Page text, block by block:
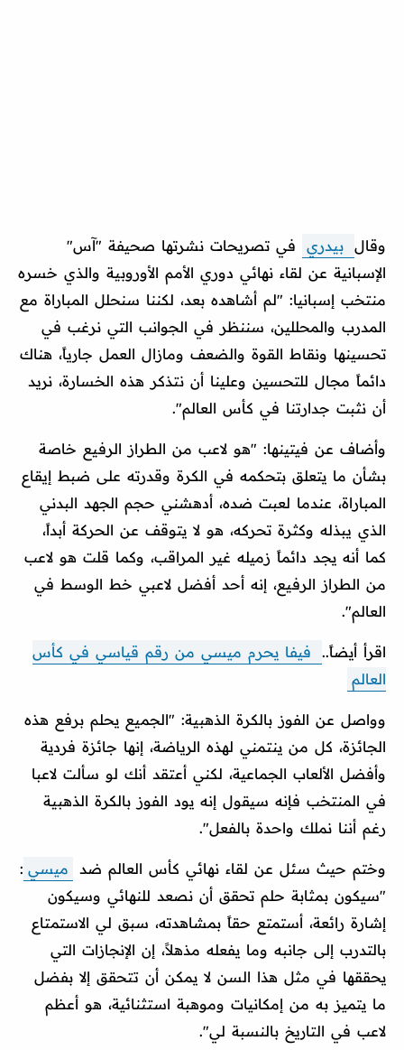
وقال بيدري
في تصريحات نشرتها صحيفة "آس"
الإسبانية عن لقاء نهائي دوري الأمم الأوروبية والذي خسره
منتخب إسبانيا: "لم أشاهده بعد، لكننا سنحلل المباراة مع
المدرب والمحللين، سننظر في الجوانب التي نرغب في
تحسينها ونقاط القوة والضعف ومازال العمل جارياً، هناك
دائماً مجال للتحسين وعلينا أن نتذكر هذه الخسارة، نريد
أن نثبت جدارتنا في كأس العالم".
وأضاف عن فيتينها: "هو لاعب من الطراز الرفيع خاصة
بشأن ما يتعلق بتحكمه في الكرة وقدرته على ضبط إيقاع
المباراة، عندما لعبت ضده، أدهشني حجم الجهد البدني
الذي يبذله وكثرة تحركه، هو لا يتوقف عن الحركة أبداً،
كما أنه يجد دائماً زميله غير المراقب، وكما قلت هو لاعب
من الطراز الرفيع، إنه أحد أفضل لاعبي خط الوسط في
العالم".
اقرأ أيضاً..
فيفا يحرم ميسي من رقم قياسي في كأس
العالم
وواصل عن الفوز بالكرة الذهبية: "الجميع يحلم برفع هذه
الجائزة، كل من ينتمني لهذه الرياضة، إنها جائزة فردية
وأفضل الألعاب الجماعية، لكني أعتقد أنك لو سألت لاعبا
في المنتخب فإنه سيقول إنه يود الفوز بالكرة الذهبية
رغم أننا نملك واحدة بالفعل".
وختم حيث سئل عن لقاء نهائي كأس العالم ضد ميسي :
"سيكون بمثابة حلم تحقق أن نصعد للنهائي وسيكون
إشارة رائعة، أستمتع حقاً بمشاهدته، سبق لي الاستمتاع
بالتدرب إلى جانبه وما يفعله مذهلاً، إن الإنجازات التي
يحققها في مثل هذا السن لا يمكن أن تتحقق إلا بفضل
ما يتميز به من إمكانيات وموهبة استثنائية، هو أعظم
لاعب في التاريخ بالنسبة لي".